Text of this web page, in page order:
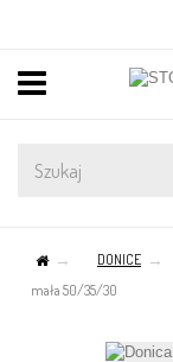
DONICE
mała 50/35/30